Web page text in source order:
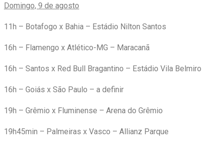
Domingo, 9 de agosto
11h – Botafogo x Bahia – Estádio Nilton Santos
16h – Flamengo x Atlético-MG – Maracanã
16h – Santos x Red Bull Bragantino – Estádio Vila Belmiro
16h – Goiás x São Paulo – a definir
19h – Grêmio x Fluminense – Arena do Grêmio
19h45min – Palmeiras x Vasco – Allianz Parque